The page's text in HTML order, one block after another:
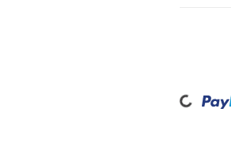
Loading...